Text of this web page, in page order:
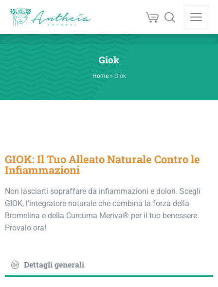
Giok
Home» Giok
GIOK: Il Tuo Alleato Naturale Contro le
Infiammazioni
Non lasciarti sopraffare da infiammazioni e dolori. Scegli
GIOK, l’integratore naturale che combina la forza della
Bromelina e della Curcuma Meriva® per il tuo benessere.
Provalo ora!
Dettagli generali